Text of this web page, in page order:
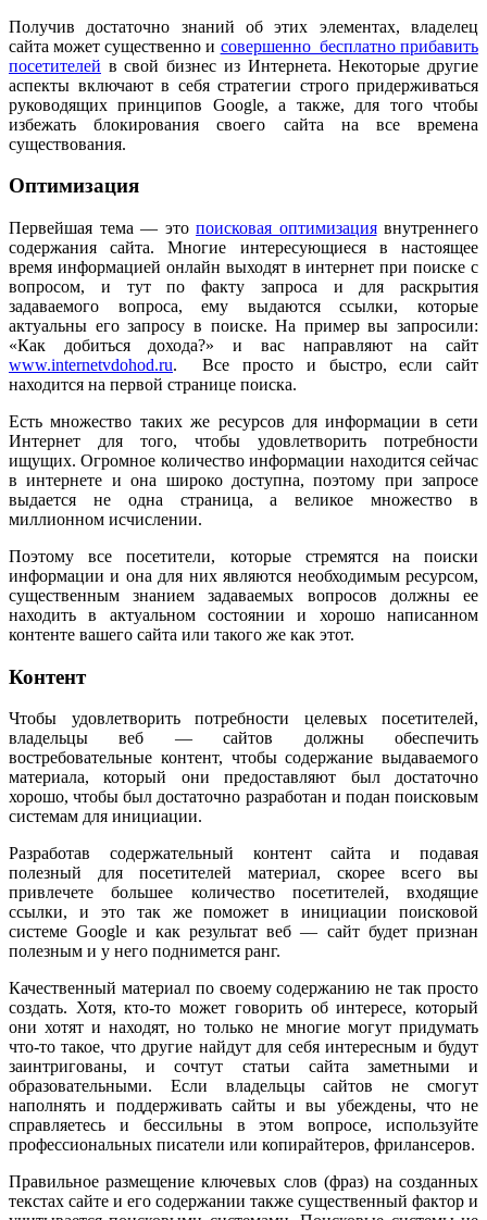
Получив достаточно знаний об этих элементах, владелец
сайта может существенно и совершенно бесплатно прибавить
посетителей в свой бизнес из Интернета. Некоторые другие
аспекты включают в себя стратегии строго придерживаться
руководящих принципов Google, а также, для того чтобы
избежать блокирования своего сайта на все времена
существования.
Оптимизация
Первейшая тема — это поисковая оптимизациявнутреннего
содержания сайта. Многие интересующиеся в настоящее
время информацией онлайн выходят в интернет при поиске с
вопросом, и тут по факту запроса и для раскрытия
задаваемого вопроса, ему выдаются ссылки, которые
актуальны его запросу в поиске. На пример вы запросили:
«Как добиться дохода?» и вас направляют на сайт
www.internetvdohod.ru. Все просто и быстро, если сайт
находится на первой странице поиска.
Есть множество таких же ресурсов для информации в сети
Интернет для того, чтобы удовлетворить потребности
ищущих. Огромное количество информации находится сейчас
в интернете и она широко доступна, поэтому при запросе
выдается не одна страница, а великое множество в
миллионном исчислении.
Поэтому все посетители, которые стремятся на поиски
информации и она для них являются необходимым ресурсом,
существенным знанием задаваемых вопросов должны ее
находить в актуальном состоянии и хорошо написанном
контенте вашего сайта или такого же как этот.
Контент
Чтобы удовлетворить потребности целевых посетителей,
владельцы веб — сайтов должны обеспечить
востребовательные контент, чтобы содержание выдаваемого
материала, который они предоставляют был достаточно
хорошо, чтобы был достаточно разработан и подан поисковым
системам для инициации.
Разработав содержательный контент сайта и подавая
полезный для посетителей материал, скорее всего вы
привлечете большее количество посетителей, входящие
ссылки, и это так же поможет в инициации поисковой
системе Google и как результат веб — сайт будет признан
полезным и у него поднимется ранг.
Качественный материал по своему содержанию не так просто
создать. Хотя, кто-то может говорить об интересе, который
они хотят и находят, но только не многие могут придумать
что-то такое, что другие найдут для себя интересным и будут
заинтригованы, и сочтут статьи сайта заметными и
образовательными. Если владельцы сайтов не смогут
наполнять и поддерживать сайты и вы убеждены, что не
справляетесь и бессильны в этом вопросе, используйте
профессиональных писатели или копирайтеров, фрилансеров.
Правильное размещение ключевых слов (фраз) на созданных
текстах сайте и его содержании также существенный фактор и